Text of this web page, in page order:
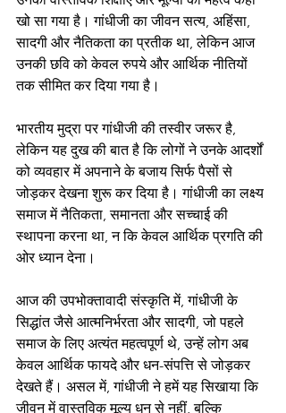
खो सा गया है। गांधीजी का जीवन सत्य, अहिंसा,
सादगी और नैतिकता का प्रतीक था, लेकिन आज
उनकी छवि को केवल रुपये और आर्थिक नीतियों
तक सीमित कर दिया गया है।
भारतीय मुद्रा पर गांधीजी की तस्वीर जरूर है,
लेकिन यह दुख की बात है कि लोगों ने उनके आदर्शों
को व्यवहार में अपनाने के बजाय सिर्फ पैसों से
जोड़कर देखना शुरू कर दिया है। गांधीजी का लक्ष्य
समाज में नैतिकता, समानता और सच्चाई की
स्थापना करना था, न कि केवल आर्थिक प्रगति की
ओर ध्यान देना।
आज की उपभोक्तावादी संस्कृति में, गांधीजी के
सिद्धांत जैसे आत्मनिर्भरता और सादगी, जो पहले
समाज के लिए अत्यंत महत्वपूर्ण थे, उन्हें लोग अब
केवल आर्थिक फायदे और धन-संपत्ति से जोड़कर
देखते हैं। असल में, गांधीजी ने हमें यह सिखाया कि
जीवन में वास्तविक मूल्य धन से नहीं, बल्कि